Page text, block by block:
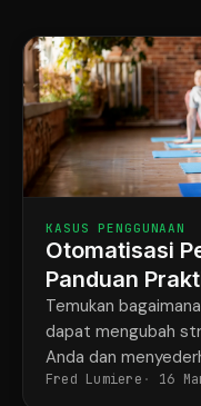
KASUS PENGGUNAAN
Otomatisasi
Panduan
Temukan
dapat mengubah
Anda dan
Fred Lumiere 16